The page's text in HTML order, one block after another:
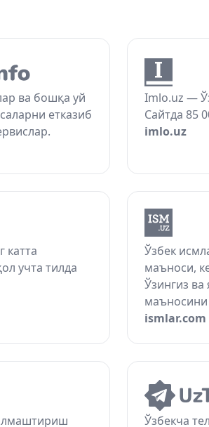
ва бошқа уй
етказиб
Imlo.uz —
Сайтда 85
imlo.uz
катта
учта тилда
Ўзбек
маъноси,
Ўзингиз
маъносини
ismlar.com
Ўзбекча